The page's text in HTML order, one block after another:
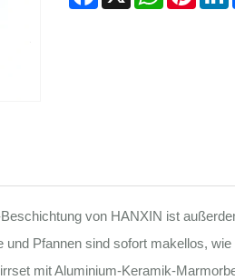
von HANXIN ist
Pfannen sind sofort makellos,
mit Aluminium-Keramik-